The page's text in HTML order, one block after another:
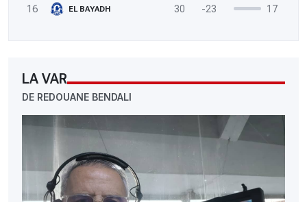
16
EL BAYADH 30 -23 17
LA VAR
DE REDOUANE BENDALI